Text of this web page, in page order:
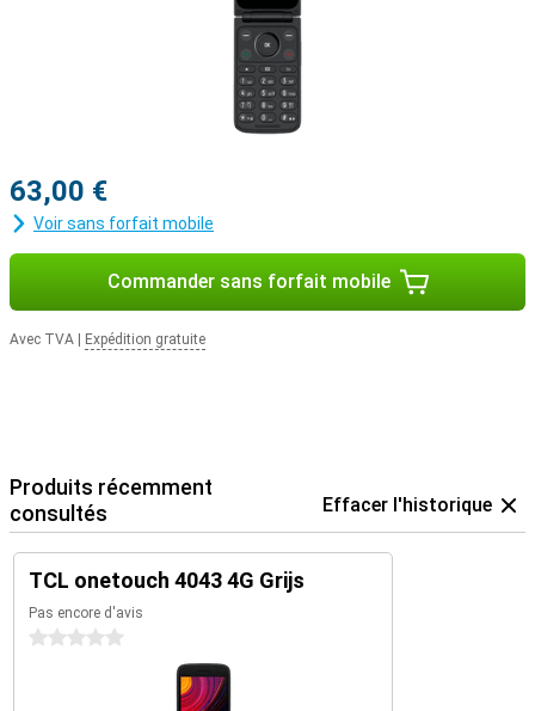
63,00 €
Voir sans forfait mobile
Commander sans forfait mobile
Avec TVA Expédition gratuite
Produits récemment
consultés
Effacer l'historique
TCL onetouch 4043 4G Grijs
Pas encore d'avis
0 étoiles